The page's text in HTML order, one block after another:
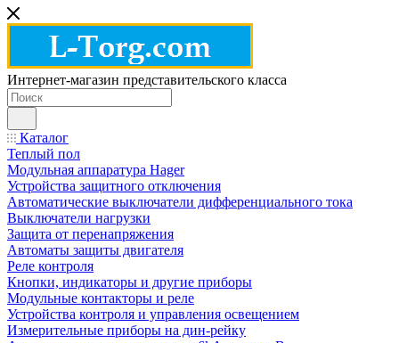
Интернет-магазин представительского класса
Каталог
Теплый пол
Модульная аппаратура Hager
Устройства защитного отключения
Автоматические выключатели дифференциального тока
Выключатели нагрузки
Защита от перенапряжения
Автоматы защиты двигателя
Реле контроля
Кнопки, индикаторы и другие приборы
Модульные контакторы и реле
Устройства контроля и управления освещением
Измерительные приборы на дин-рейку